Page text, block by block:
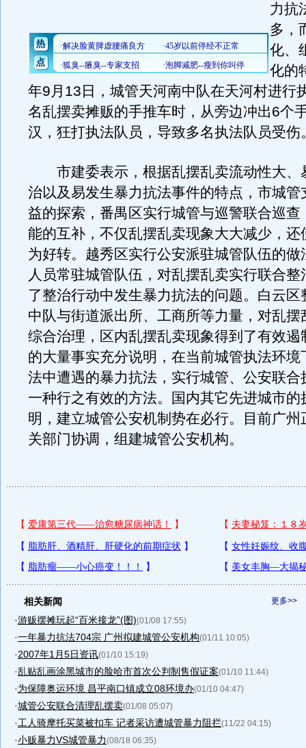
力抗
多，
化、
化的
年9月13日，城管天河南中队在天河村进行
名乱摆卖摊贩的手推车时，从旁边冲出6个
汉，狂打执法队员，导致多名执法队员受伤
市建委表示，根据乱摆乱卖流动性大、
治以及易发生暴力抗法事件的特点，市城管
益的探索，番禺区实行城管与巡警联合巡查
能的互补，不仅乱摆乱卖现象大大减少，还
为好转。越秀区实行公安派驻城管队伍的做
人员常驻城管队伍，对乱摆乱卖实行联合整
了整治行动中发生暴力抗法的问题。白云区
中队与街道派出所、工商所等力量，对乱摆
综合治理，区内乱摆乱卖现象得到了有效遏
的大量事实充分说明，在当前城管执法环境
法中遭遇的暴力抗法，实行城管、公安联合
一种行之有效的方法。国内其它先进城市的
明，建立城管公安机制势在必行。目前广州
关部门协调，组建城管公安机构。
更多>>
相关新闻
·游贩摆摊玩起“百米接龙”(图)(01/08 17:55)
·一年暴力抗法704宗 广州拟建城管公安机构(01/11 10:05)
·2007年1月5日资讯(01/10 15:19)
·乱贴乱画涂黑城市的脸哈市首次公判制售假证案(01/10 11:44)
·为保障奥运环境 昌平南口镇成立08环境办(01/10 04:47)
·城管公安联合清理乱摆卖(01/08 05:07)
·工人骑摩托买菜被扣车 记者采访遭城管暴力阻拦(11/22 04:15)
·小贩暴力VS城管暴力(08/18 06:35)